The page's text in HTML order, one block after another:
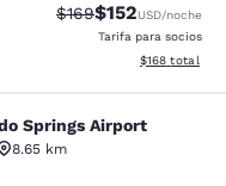
Precio tachado:
$169Precio con
$152USD/noche
Tarifa para socios
Ver detalles
$168 total
Airport
Springs Airport
8.65 km
Bueno. 1329 reseñas